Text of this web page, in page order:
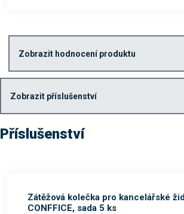
Zobrazit hodnocení produktu
Zobrazit příslušenství
Příslušenství
Zátěžová kolečka pro kancelářské
CONFFICE, sada 5 ks